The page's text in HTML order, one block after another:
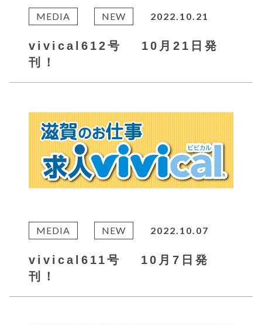
MEDIA NEW 2022.10.21
vivical612号 10月21日発
刊！
MEDIA NEW 2022.10.07
vivical611号 10月7日発
刊！